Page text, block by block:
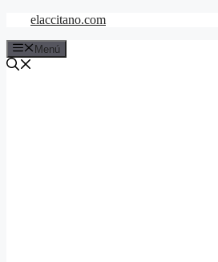
Saltar
contenido
elaccitano.com
Menú